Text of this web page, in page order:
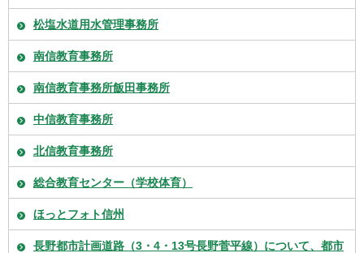
松塩水道用水管理事務所
南信教育事務所
南信教育事務所飯田事務所
中信教育事務所
北信教育事務所
総合教育センター（学校体育）
ほっとフォト信州
長野都市計画道路（3・4・13号長野菅平線）について、都市